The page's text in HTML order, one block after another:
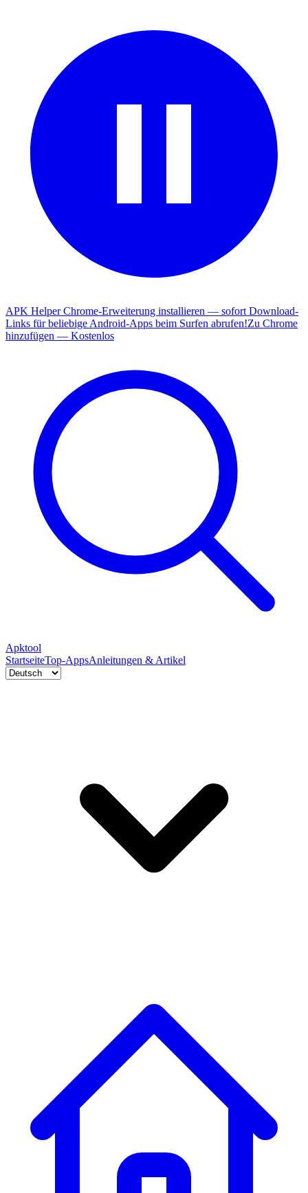
APK Helper Chrome-Erweiterung installieren — sofort Download-
Links für beliebige Android-Apps beim Surfen abrufen!Zu Chrome
hinzufügen — Kostenlos
Apktool
StartseiteTop-AppsAnleitungen & Artikel